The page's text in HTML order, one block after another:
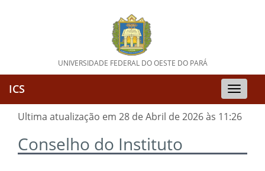
UNIVERSIDADE FEDERAL DO OESTE DO PARÁ
Toggle
ICS
Ultima atualização em 28 de Abril de 2026 às 11:26
Conselho do Instituto